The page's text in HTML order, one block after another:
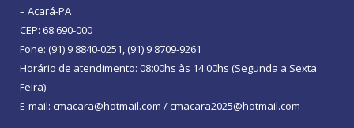
– Acará-PA
CEP: 68.690-000
Fone: (91) 9 8840-0251, (91) 9 8709-9261
Horário de atendimento: 08:00hs às 14:00hs (Segunda a Sexta
Feira)
E-mail: cmacara@hotmail.com / cmacara2025@hotmail.com